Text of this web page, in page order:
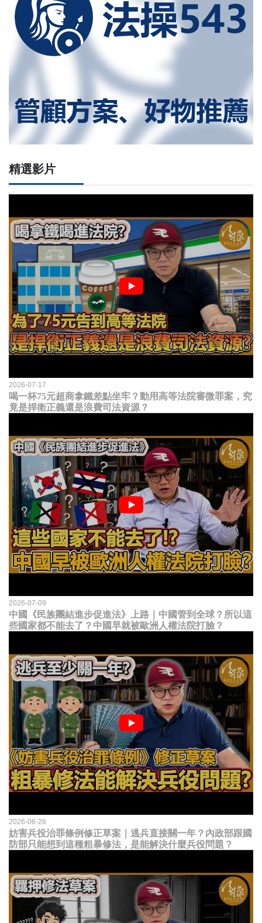
精選影片
2026-07-17
喝一杯75元超商拿鐵差點坐牢？動用高等法院審微罪案，究
竟是捍衛正義還是浪費司法資源？
2026-07-09
中國《民族團結進步促進法》上路｜中國管到全球？所以這
些國家都不能去了？中國早就被歐洲人權法院打臉？
2026-06-26
妨害兵役治罪條例修正草案｜逃兵直接關一年？內政部跟國
防部只能想到這種粗暴修法，是能解決什麼兵役問題？